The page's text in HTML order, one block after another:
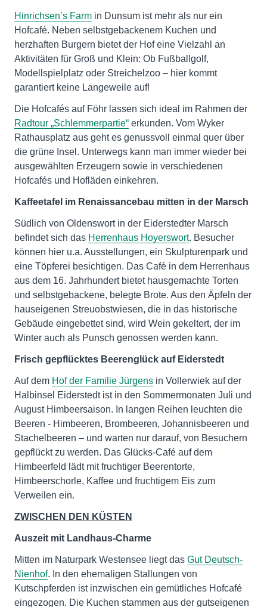
Hinrichsen’s Farm in Dunsum ist mehr als nur ein
Hofcafé. Neben selbstgebackenem Kuchen und
herzhaften Burgern bietet der Hof eine Vielzahl an
Aktivitäten für Groß und Klein: Ob Fußballgolf,
Modellspielplatz oder Streichelzoo – hier kommt
garantiert keine Langeweile auf!
Die Hofcafés auf Föhr lassen sich ideal im Rahmen der
Radtour „Schlemmerpartie“ erkunden. Vom Wyker
Rathausplatz aus geht es genussvoll einmal quer über
die grüne Insel. Unterwegs kann man immer wieder bei
ausgewählten Erzeugern sowie in verschiedenen
Hofcafés und Hofläden einkehren.
Kaffeetafel im Renaissancebau mitten in der Marsch
Südlich von Oldenswort in der Eiderstedter Marsch
befindet sich das Herrenhaus Hoyerswort. Besucher
können hier u.a. Ausstellungen, ein Skulpturenpark und
eine Töpferei besichtigen. Das Café in dem Herrenhaus
aus dem 16. Jahrhundert bietet hausgemachte Torten
und selbstgebackene, belegte Brote. Aus den Äpfeln der
hauseigenen Streuobstwiesen, die in das historische
Gebäude eingebettet sind, wird Wein gekeltert, der im
Winter auch als Punsch genossen werden kann.
Frisch gepflücktes Beerenglück auf Eiderstedt
Auf dem Hof der Familie Jürgens in Vollerwiek auf der
Halbinsel Eiderstedt ist in den Sommermonaten Juli und
August Himbeersaison. In langen Reihen leuchten die
Beeren - Himbeeren, Brombeeren, Johannisbeeren und
Stachelbeeren – und warten nur darauf, von Besuchern
gepflückt zu werden. Das Glücks-Café auf dem
Himbeerfeld lädt mit fruchtiger Beerentorte,
Himbeerschorle, Kaffee und fruchtigem Eis zum
Verweilen ein.
ZWISCHEN DEN KÜSTEN
Auszeit mit Landhaus-Charme
Mitten im Naturpark Westensee liegt das Gut Deutsch-
Nienhof. In den ehemaligen Stallungen von
Kutschpferden ist inzwischen ein gemütliches Hofcafé
eingezogen. Die Kuchen stammen aus der gutseigenen